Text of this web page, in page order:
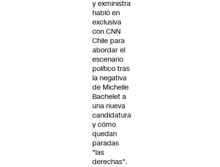
y exministra
habló en
exclusiva
con CNN
Chile para
abordar el
escenario
político tras
la negativa
de Michelle
Bachelet a
una nueva
candidatura
y cómo
quedan
paradas
"las
derechas".